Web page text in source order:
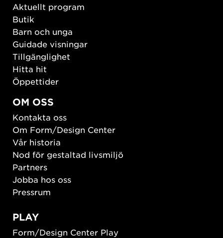
Aktuellt program
Butik
Barn och unga
Guidade visningar
Tillgänglighet
Hitta hit
Öppettider
OM OSS
Kontakta oss
Om Form/Design Center
Vår historia
Nod för gestaltad livsmiljö
Partners
Jobba hos oss
Pressrum
PLAY
Form/Design Center Play